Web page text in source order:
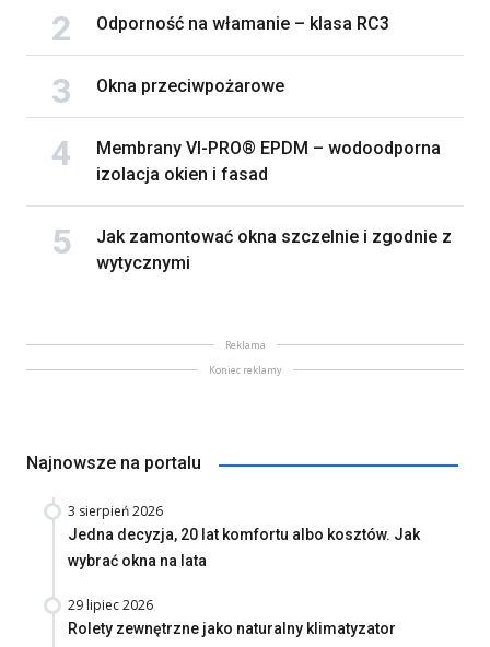
Odporność na włamanie – klasa RC3
Okna przeciwpożarowe
Membrany VI-PRO® EPDM – wodoodporna
izolacja okien i fasad
Jak zamontować okna szczelnie i zgodnie z
wytycznymi
Reklama
Koniec reklamy
Najnowsze na portalu
3 sierpień 2026
Jedna decyzja, 20 lat komfortu albo kosztów. Jak
wybrać okna na lata
29 lipiec 2026
Rolety zewnętrzne jako naturalny klimatyzator